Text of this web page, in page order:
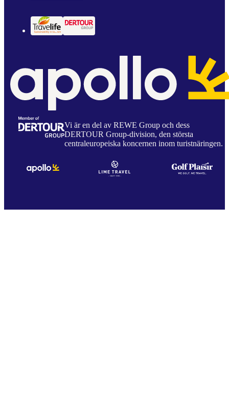
Vi är en del av REWE Group och dess
DERTOUR Group-division, den största
centraleuropeiska koncernen inom turistnäringen.